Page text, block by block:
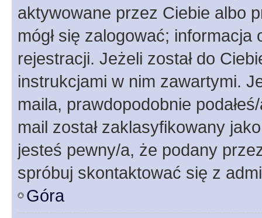
aktywowane przez Ciebie albo
mógł się zalogować;
rejestracji. Jeżeli został do
instrukcjami w nim zawartymi.
maila, prawdopodobnie
mail został zaklasyfikowany
jesteś pewny/a, że podany
spróbuj skontaktować się z
Góra